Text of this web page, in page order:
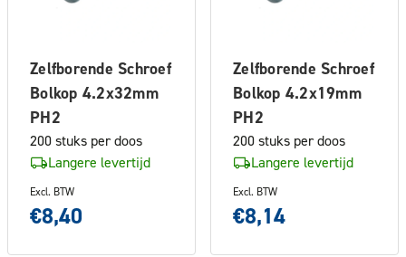
Zelfborende Schroef
Bolkop 4.2x32mm
PH2
200 stuks per doos
Langere levertijd
Excl. BTW
€8,40
Zelfborende Schroef
Bolkop 4.2x19mm
PH2
200 stuks per doos
Langere levertijd
Excl. BTW
€8,14